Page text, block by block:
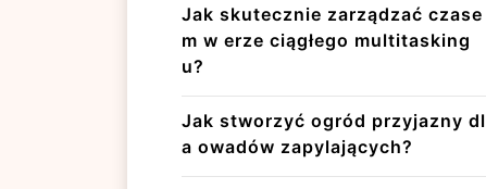
Jak skutecznie zarządzać czase
m w erze ciągłego multitasking
u?
Jak stworzyć ogród przyjazny dl
a owadów zapylających?